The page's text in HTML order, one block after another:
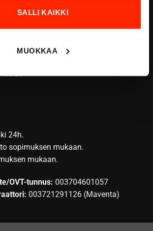
SALLI KAIKKI
MUOKKAA
16:00
24h.
sopimuksen mukaan.
mukaan.
OVT-tunnus: 003704601057
003721291126 (Maventa)